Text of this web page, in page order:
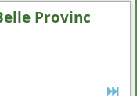
Provinc